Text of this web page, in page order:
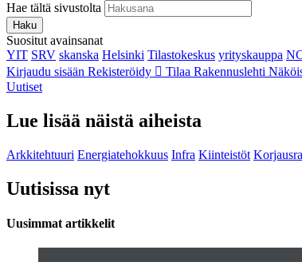
Hae tältä sivustolta
Haku
Suositut avainsanat
YIT SRV skanska Helsinki Tilastokeskus yrityskauppa
Kirjaudu sisään Rekisteröidy Tilaa Rakennuslehti
Uutiset
Lue lisää näistä aiheista
Arkkitehtuuri Energiatehokkuus Infra Kiinteistöt
Uutisissa nyt
Uusimmat artikkelit